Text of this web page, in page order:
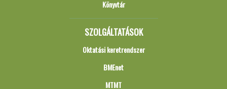
Könyvtár
SZOLGÁLTATÁSOK
Oktatási keretrendszer
BMEnet
MTMT